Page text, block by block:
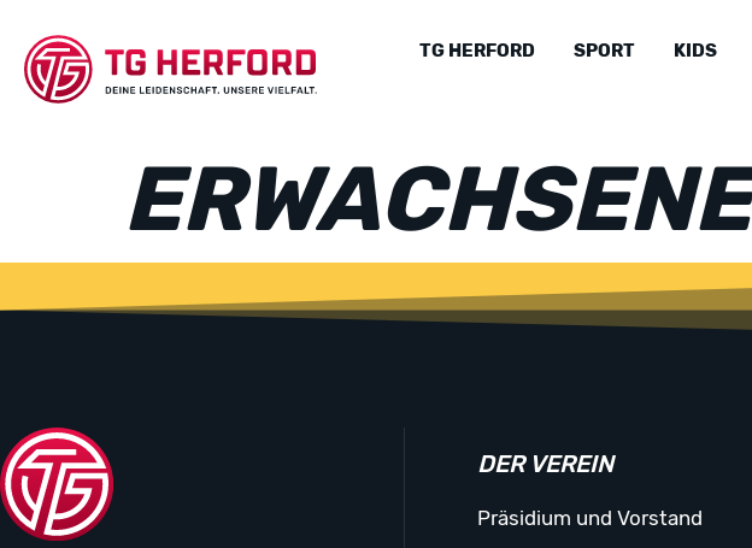
TG HERFORD SPORT KIDS
ERWACHSENE
DER VEREIN
Präsidium und Vorstand